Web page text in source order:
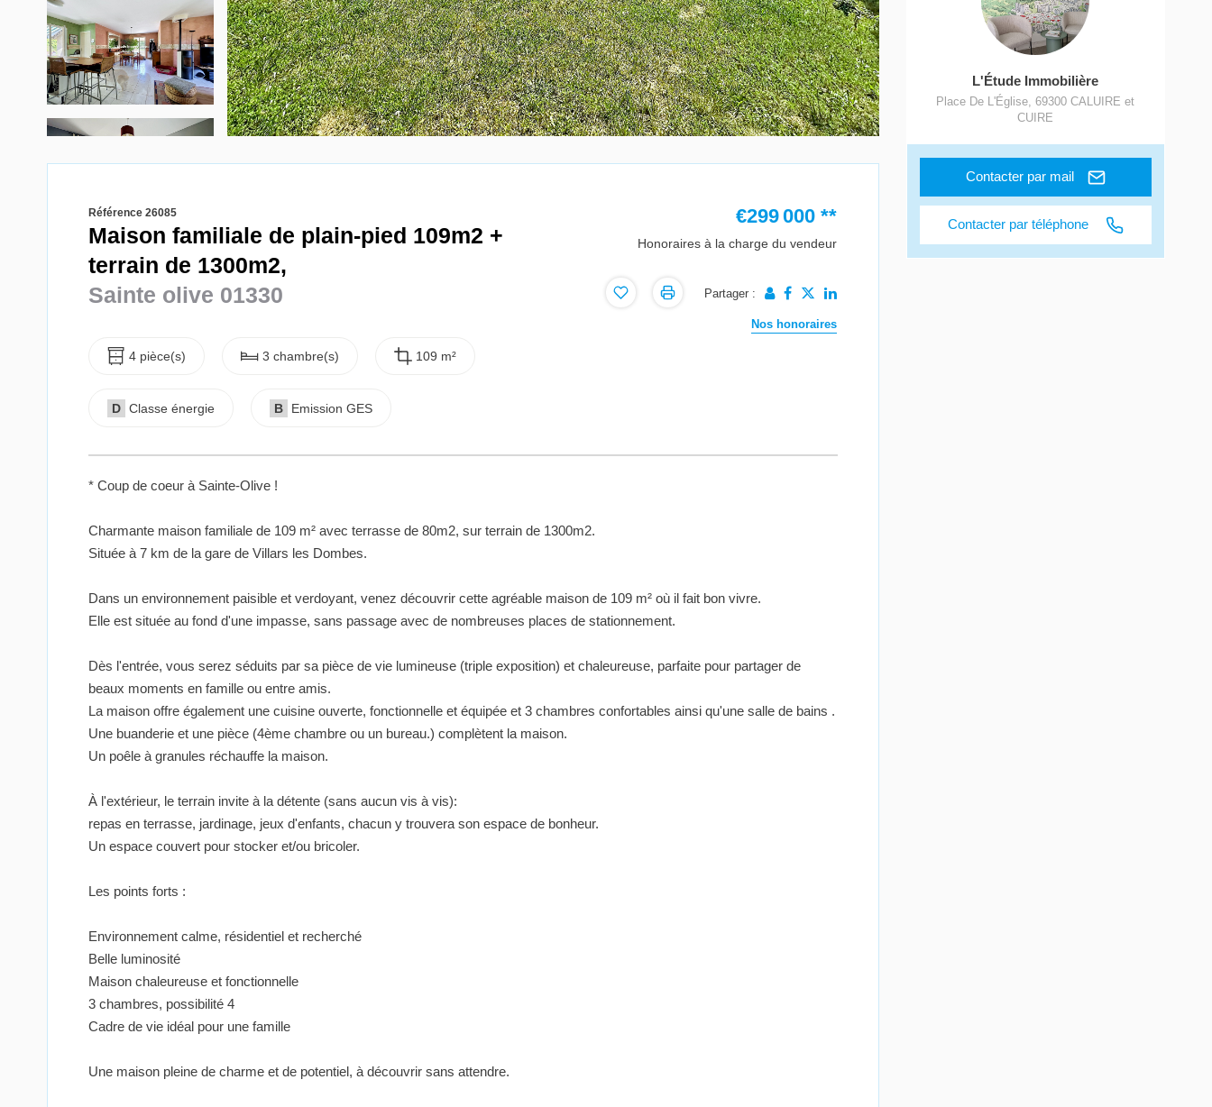
Référence 26085
Maison familiale de plain-pied 109m2 +
terrain de 1300m2,
Sainte olive 01330
4 pièce(s) 3 chambre(s) 109 m²
D Classe énergie B Emission GES
€299 000 **
Honoraires à la charge du vendeur
Partager :
Nos honoraires
* Coup de coeur à Sainte-Olive !
Charmante maison familiale de 109 m² avec terrasse de 80m2, sur terrain de 1300m2.
Située à 7 km de la gare de Villars les Dombes.
Dans un environnement paisible et verdoyant, venez découvrir cette agréable maison de 109 m² où il fait bon vivre.
Elle est située au fond d'une impasse, sans passage avec de nombreuses places de stationnement.
Dès l'entrée, vous serez séduits par sa pièce de vie lumineuse (triple exposition) et chaleureuse, parfaite pour partager de
beaux moments en famille ou entre amis.
La maison offre également une cuisine ouverte, fonctionnelle et équipée et 3 chambres confortables ainsi qu'une salle de bains .
Une buanderie et une pièce (4ème chambre ou un bureau.) complètent la maison.
Un poêle à granules réchauffe la maison.
À l'extérieur, le terrain invite à la détente (sans aucun vis à vis):
repas en terrasse, jardinage, jeux d'enfants, chacun y trouvera son espace de bonheur.
Un espace couvert pour stocker et/ou bricoler.
Les points forts :
Environnement calme, résidentiel et recherché
Belle luminosité
Maison chaleureuse et fonctionnelle
3 chambres, possibilité 4
Cadre de vie idéal pour une famille
Une maison pleine de charme et de potentiel, à découvrir sans attendre.
L'Étude Immobilière
Place De L'Église,69300 CALUIRE et
CUIRE
Contacter par mail
Contacter par téléphone